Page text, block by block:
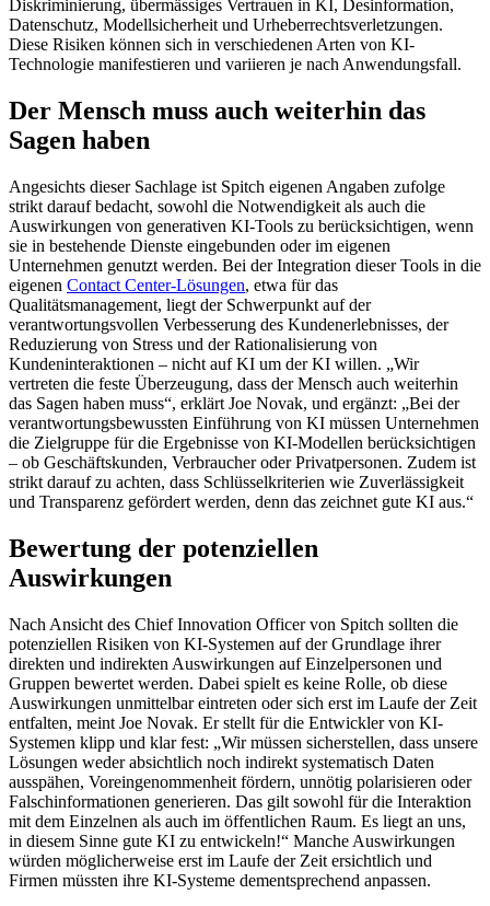
Diskriminierung, übermässiges Vertrauen in KI, Desinformation,
Datenschutz, Modellsicherheit und Urheberrechtsverletzungen.
Diese Risiken können sich in verschiedenen Arten von KI-
Technologie manifestieren und variieren je nach Anwendungsfall.
Der Mensch muss auch weiterhin das
Sagen haben
Angesichts dieser Sachlage ist Spitch eigenen Angaben zufolge
strikt darauf bedacht, sowohl die Notwendigkeit als auch die
Auswirkungen von generativen KI-Tools zu berücksichtigen, wenn
sie in bestehende Dienste eingebunden oder im eigenen
Unternehmen genutzt werden. Bei der Integration dieser Tools in die
eigenen Contact Center-Lösungen, etwa für das
Qualitätsmanagement, liegt der Schwerpunkt auf der
verantwortungsvollen Verbesserung des Kundenerlebnisses, der
Reduzierung von Stress und der Rationalisierung von
Kundeninteraktionen – nicht auf KI um der KI willen. „Wir
vertreten die feste Überzeugung, dass der Mensch auch weiterhin
das Sagen haben muss“, erklärt Joe Novak, und ergänzt: „Bei der
verantwortungsbewussten Einführung von KI müssen Unternehmen
die Zielgruppe für die Ergebnisse von KI-Modellen berücksichtigen
– ob Geschäfts­kunden, Verbraucher oder Privatpersonen. Zudem ist
strikt darauf zu achten, dass Schlüsselkriterien wie Zuverlässigkeit
und Transparenz gefördert werden, denn das zeichnet gute KI aus.“
Bewertung der potenziellen
Auswirkungen
Nach Ansicht des Chief Innovation Officer von Spitch sollten die
potenziellen Risiken von KI-Systemen auf der Grundlage ihrer
direkten und indirekten Auswirkungen auf Einzelpersonen und
Gruppen bewertet werden. Dabei spielt es keine Rolle, ob diese
Auswirkungen unmittelbar eintreten oder sich erst im Laufe der Zeit
entfalten, meint Joe Novak. Er stellt für die Entwickler von KI-
Systemen klipp und klar fest: „Wir müssen sicherstellen, dass unsere
Lösungen weder absichtlich noch indirekt systematisch Daten
ausspähen, Voreingenommenheit fördern, unnötig polarisieren oder
Falsch­informationen generieren. Das gilt sowohl für die Interaktion
mit dem Einzelnen als auch im öffentlichen Raum. Es liegt an uns,
in diesem Sinne gute KI zu entwickeln!“ Manche Auswirkungen
würden möglicherweise erst im Laufe der Zeit ersichtlich und
Firmen müssten ihre KI-Systeme dementsprechend anpassen.